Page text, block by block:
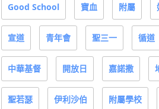
Good School 寶血 附屬
宣道 青年會 聖三一 循道
中華基督 開放日 嘉諾撒
聖若瑟 伊利沙伯 附屬學校